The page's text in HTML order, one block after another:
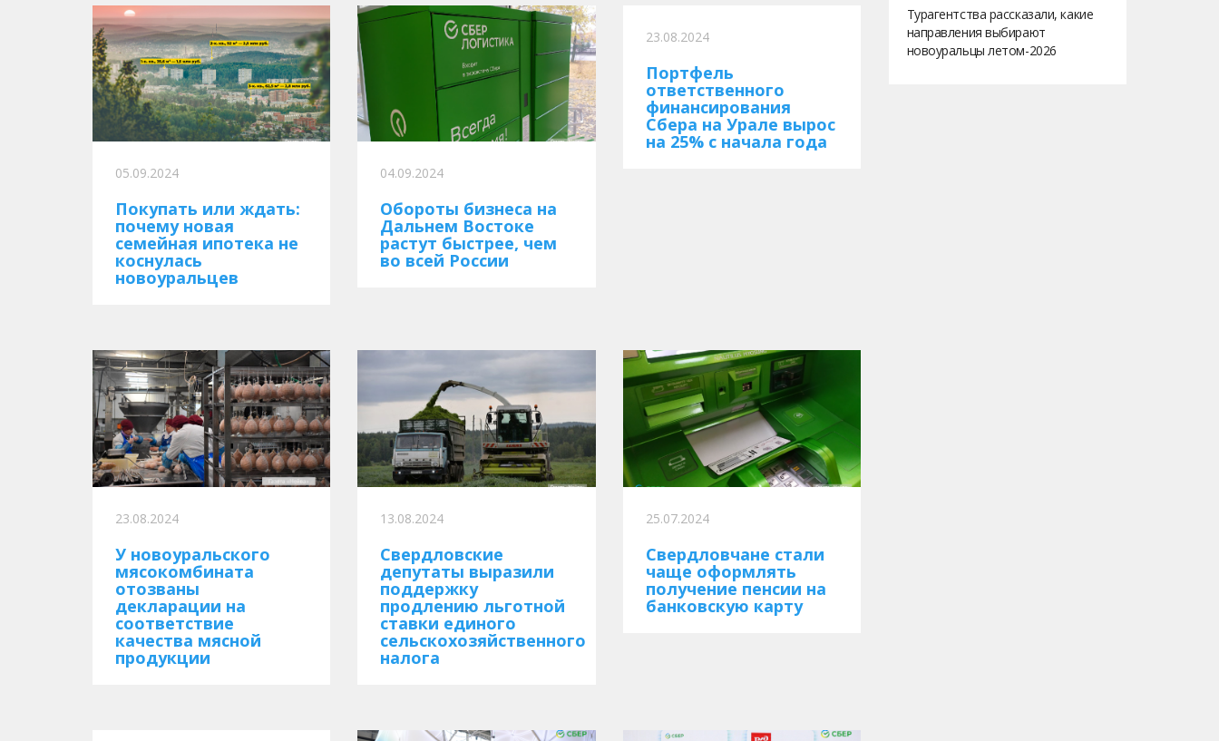
05.09.2024
Покупать или ждать:
почему новая
семейная ипотека не
коснулась
новоуральцев
04.09.2024
Обороты бизнеса на
Дальнем Востоке
растут быстрее, чем
во всей России
23.08.2024
Портфель
ответственного
финансирования
Сбера на Урале вырос
на 25% с начала года
23.08.2024
У новоуральского
мясокомбината
отозваны
декларации на
соответствие
качества мясной
продукции
13.08.2024
Свердловские
депутаты выразили
поддержку
продлению льготной
ставки единого
сельскохозяйственного
налога
25.07.2024
Свердловчане стали
чаще оформлять
получение пенсии на
банковскую карту
Турагентства рассказали, какие
направления выбирают
новоуральцы летом-2026